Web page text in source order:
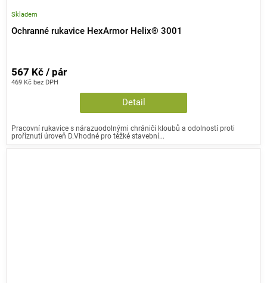
Ochranné rukavice HexArmor Helix® 3001
Skladem
469 Kč bez DPH
567 Kč / pár
Detail
Pracovní rukavice s nárazuodolnými chrániči kloubů a odolností proti
proříznutí úroveň D.Vhodné pro těžké stavební...